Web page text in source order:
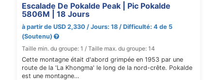
Escalade De Pokalde Peak | Pic Pokalde
5806M | 18 Jours
à partir de USD 2,330 / Jours: 18 / Difficulté: 4 de 5
(Soutenu)
Taille min. du groupe: 1 / Taille max. du groupe: 14
Cette montagne était d'abord grimpée en 1953 par une
route de la 'La Khongma' le long de la nord-crête. Pokalde
est une montagne…